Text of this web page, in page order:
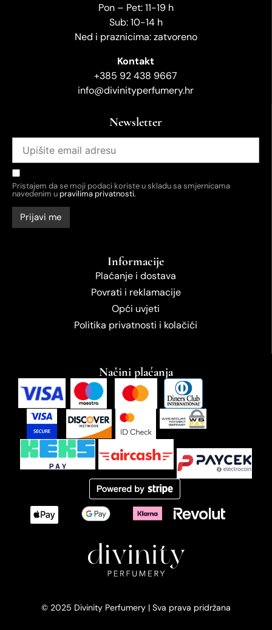
Pon – Pet: 11-19 h
Sub: 10-14 h
Ned i praznicima: zatvoreno
Kontakt
+385 92 438 9667
info@divinityperfumery.hr
Newsletter
Pristajem da se moji podaci koriste u skladu sa smjernicama
navedenim upravilima privatnosti.
Informacije
Plaćanje i dostava
Povrati i reklamacije
Opći uvjeti
Politika privatnosti i kolačići
Načini plaćanja
© 2025 Divinity Perfumery | Sva prava pridržana